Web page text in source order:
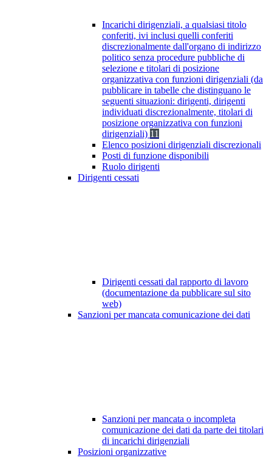
Incarichi dirigenziali, a qualsiasi titolo
conferiti, ivi inclusi quelli conferiti
discrezionalmente dall'organo di indirizzo
politico senza procedure pubbliche di
selezione e titolari di posizione
organizzativa con funzioni dirigenziali (da
pubblicare in tabelle che distinguano le
seguenti situazioni: dirigenti, dirigenti
individuati discrezionalmente, titolari di
posizione organizzativa con funzioni
dirigenziali) 11
Elenco posizioni dirigenziali discrezionali
Posti di funzione disponibili
Ruolo dirigenti
Dirigenti cessati
Dirigenti cessati dal rapporto di lavoro
(documentazione da pubblicare sul sito
web)
Sanzioni per mancata comunicazione dei dati
Sanzioni per mancata o incompleta
comunicazione dei dati da parte dei titolari
di incarichi dirigenziali
Posizioni organizzative